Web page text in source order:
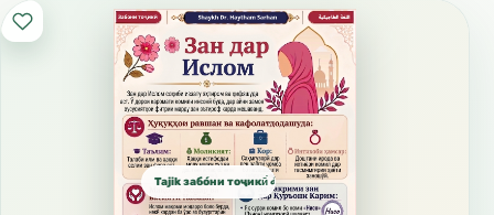
Tajik забо́ни тоҷикӣ́ الطاجيكية